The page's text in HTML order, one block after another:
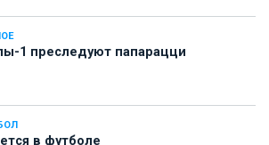
1 преследуют папарацци
в футболе